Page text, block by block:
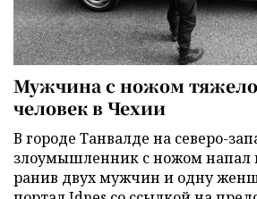
Мужчина с ножом
человек в Чехии
В городе Танвалде на северо-
злоумышленник с ножом напал
ранив двух мужчин и одну